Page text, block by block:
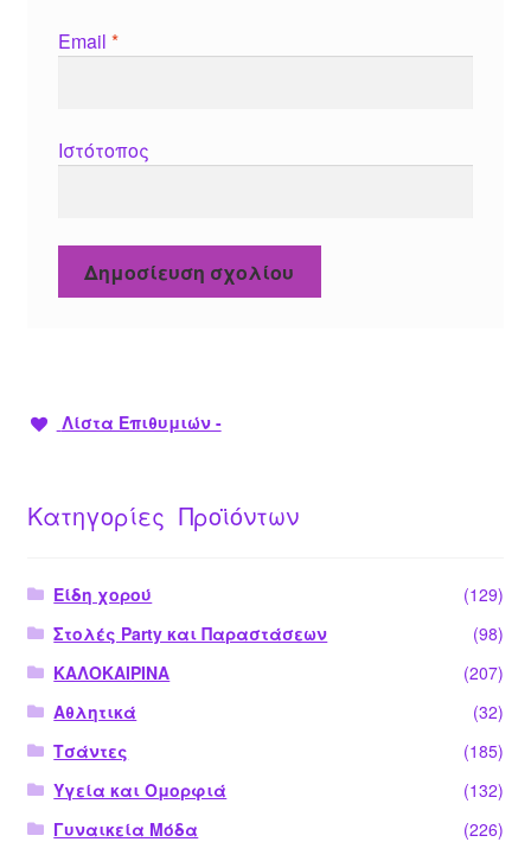
Email *
Ιστότοπος
Λίστα Επιθυμιών -
Κατηγορίες Προϊόντων
Είδη χορού
(129)
Στολές Party και Παραστάσεων
(98)
ΚΑΛΟΚΑΙΡΙΝΑ
(207)
Αθλητικά
(32)
Τσάντες
(185)
Υγεία και Ομορφιά
(132)
Γυναικεία Μόδα
(226)